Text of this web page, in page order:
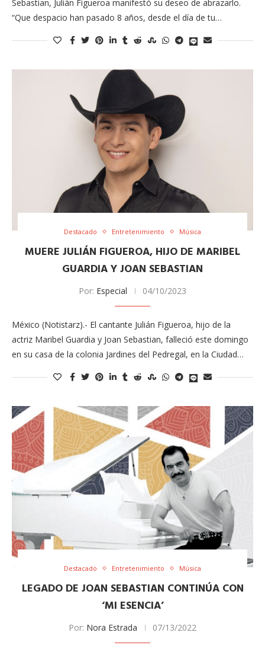
Sebastian, Julián Figueroa manifestó su deseo de abrazarlo.
“Que despacio han pasado 8 años, desde el día de tu…
Destacado Entretenimiento Música
MUERE JULIÁN FIGUEROA, HIJO DE MARIBEL
GUARDIA Y JOAN SEBASTIAN
Por: Especial 04/10/2023
México (Notistarz).- El cantante Julián Figueroa, hijo de la
actriz Maribel Guardia y Joan Sebastian, falleció este domingo
en su casa de la colonia Jardines del Pedregal, en la Ciudad…
Destacado Entretenimiento Música
LEGADO DE JOAN SEBASTIAN CONTINÚA CON
‘MI ESENCIA’
Por: Nora Estrada 07/13/2022